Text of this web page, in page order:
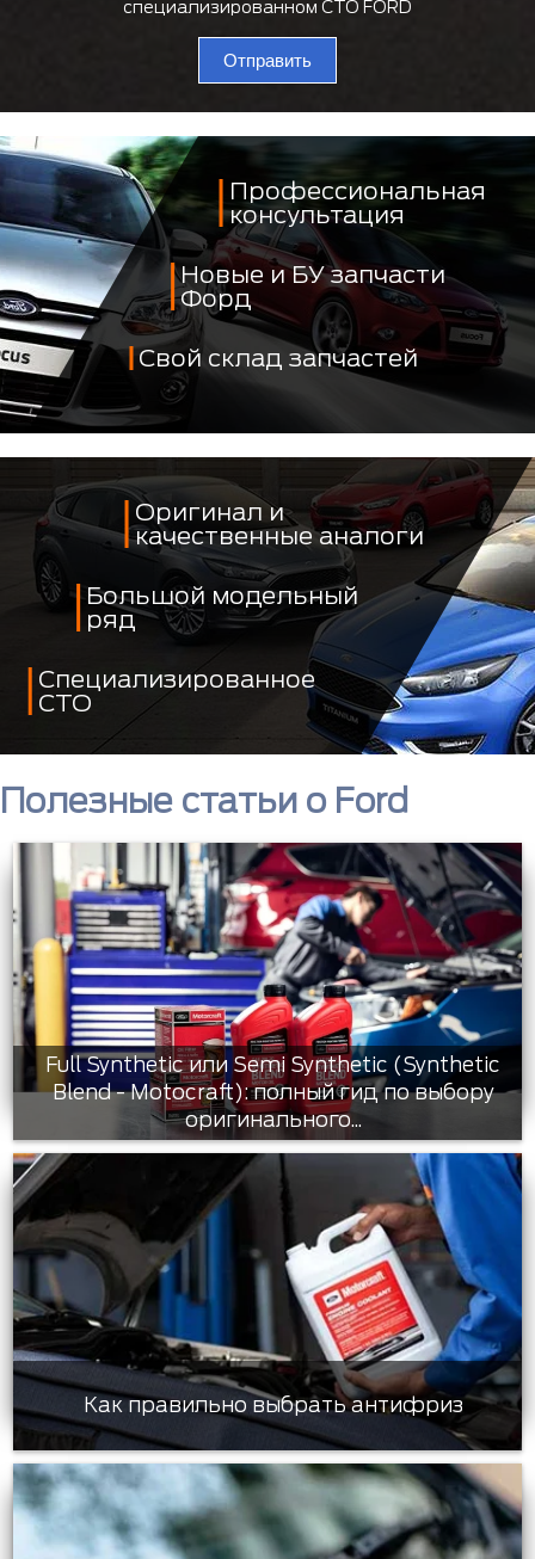
специализированном СТО FORD
Отправить
Профессиональная
консультация
Новые и БУ запчасти
Форд
Свой склад запчастей
Оригинал и
качественные аналоги
Большой модельный
ряд
Специализированное
СТО
Полезные статьи о Ford
Full Synthetic или Semi Synthetic (Synthetic
Blend - Motocraft): полный гид по выбору
оригинального...
Как правильно выбрать антифриз